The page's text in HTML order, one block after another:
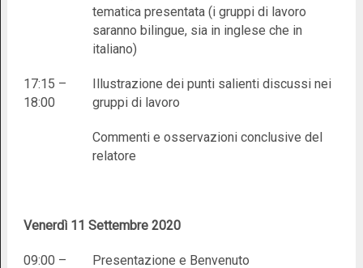
tematica presentata (i gruppi di lavoro
saranno bilingue, sia in inglese che in
italiano)
17:15 –
18:00
Illustrazione dei punti salienti discussi nei
gruppi di lavoro
Commenti e osservazioni conclusive del
relatore
Venerdì 11 Settembre 2020
09:00 –
Presentazione e Benvenuto